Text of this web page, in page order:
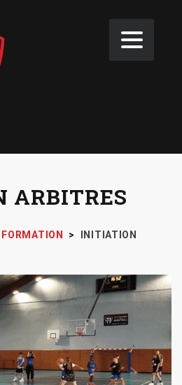
ARBITRES
FORMATION >
INITIATION